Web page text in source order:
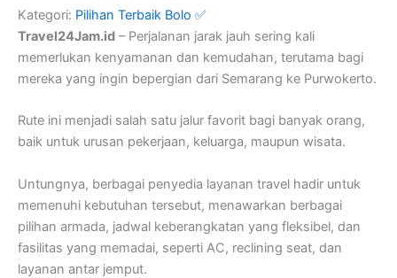
Kategori: Pilihan Terbaik Bolo ✅
Travel24Jam.id – Perjalanan jarak jauh sering kali
memerlukan kenyamanan dan kemudahan, terutama bagi
mereka yang ingin bepergian dari Semarang ke Purwokerto.
Rute ini menjadi salah satu jalur favorit bagi banyak orang,
baik untuk urusan pekerjaan, keluarga, maupun wisata.
Untungnya, berbagai penyedia layanan travel hadir untuk
memenuhi kebutuhan tersebut, menawarkan berbagai
pilihan armada, jadwal keberangkatan yang fleksibel, dan
fasilitas yang memadai, seperti AC, reclining seat, dan
layanan antar jemput.